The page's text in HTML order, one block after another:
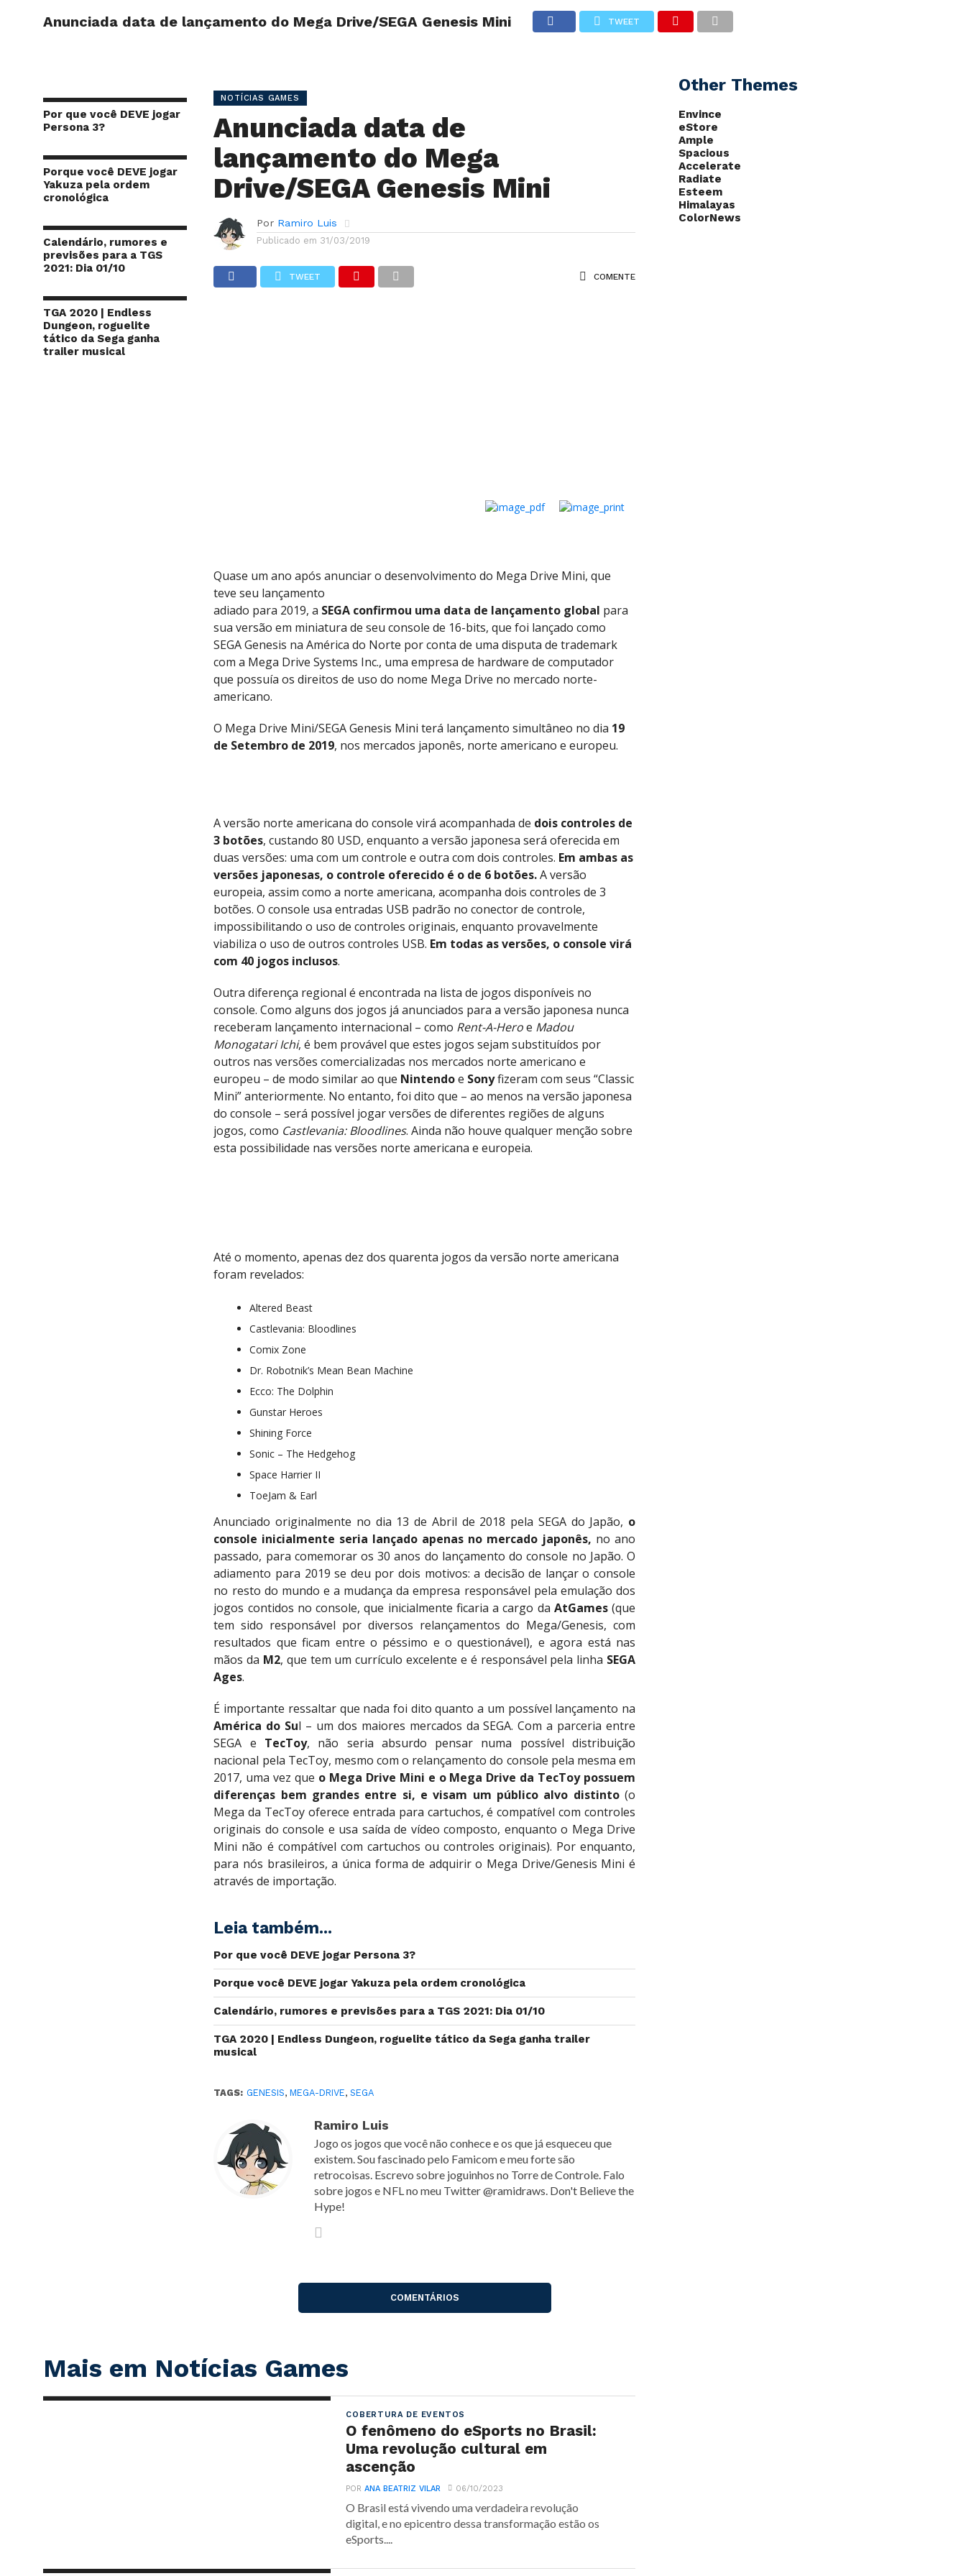
COBERTURA DE EVENTOS CRÍTICAS NOTÍCIAS
Anunciada data de lançamento do Mega Drive/SEGA Genesis Mini TWEET
Por que você DEVE jogar
Persona 3?
Porque você DEVE jogar
Yakuza pela ordem
cronológica
Calendário, rumores e
previsões para a TGS
2021: Dia 01/10
TGA 2020 | Endless
Dungeon, roguelite
tático da Sega ganha
trailer musical
NOTÍCIAS GAMES
Anunciada data de
lançamento do Mega
Drive/SEGA Genesis Mini
Por Ramiro Luis
Publicado em 31/03/2019
TWEET COMENTE
Quase um ano após anunciar o desenvolvimento do Mega Drive Mini, que
teve seu lançamento
adiado para 2019, a SEGA confirmou uma data de lançamento global para
sua versão em miniatura de seu console de 16-bits, que foi lançado como
SEGA Genesis na América do Norte por conta de uma disputa de trademark
com a Mega Drive Systems Inc., uma empresa de hardware de computador
que possuía os direitos de uso do nome Mega Drive no mercado norte-
americano.
O Mega Drive Mini/SEGA Genesis Mini terá lançamento simultâneo no dia 19
de Setembro de 2019, nos mercados japonês, norte americano e europeu.
A versão norte americana do console virá acompanhada de dois controles de
3 botões, custando 80 USD, enquanto a versão japonesa será oferecida em
duas versões: uma com um controle e outra com dois controles. Em ambas as
versões japonesas, o controle oferecido é o de 6 botões.A versão
europeia, assim como a norte americana, acompanha dois controles de 3
botões. O console usa entradas USB padrão no conector de controle,
impossibilitando o uso de controles originais, enquanto provavelmente
viabiliza o uso de outros controles USB. Em todas as versões, o console virá
com 40 jogos inclusos.
Outra diferença regional é encontrada na lista de jogos disponíveis no
console. Como alguns dos jogos já anunciados para a versão japonesa nunca
receberam lançamento internacional – como Rent-A-Heroe Madou
Monogatari Ichi, é bem provável que estes jogos sejam substituídos por
outros nas versões comercializadas nos mercados norte americano e
europeu – de modo similar ao que Nintendoe Sonyfizeram com seus “Classic
Mini” anteriormente. No entanto, foi dito que – ao menos na versão japonesa
do console – será possível jogar versões de diferentes regiões de alguns
jogos, como Castlevania: Bloodlines. Ainda não houve qualquer menção sobre
esta possibilidade nas versões norte americana e europeia.
Até o momento, apenas dez dos quarenta jogos da versão norte americana
foram revelados:
Altered Beast
Castlevania: Bloodlines
Comix Zone
Dr. Robotnik’s Mean Bean Machine
Ecco: The Dolphin
Gunstar Heroes
Shining Force
Sonic – The Hedgehog
Space Harrier II
ToeJam & Earl
Anunciado originalmente no dia 13 de Abril de 2018 pela SEGA do Japão, o
console inicialmente seria lançado apenas no mercado japonês, no ano
passado, para comemorar os 30 anos do lançamento do console no Japão. O
adiamento para 2019 se deu por dois motivos: a decisão de lançar o console
no resto do mundo e a mudança da empresa responsável pela emulação dos
jogos contidos no console, que inicialmente ficaria a cargo da AtGames(que
tem sido responsável por diversos relançamentos do Mega/Genesis, com
resultados que ficam entre o péssimo e o questionável), e agora está nas
mãos da M2, que tem um currículo excelente e é responsável pela linha SEGA
Ages.
É importante ressaltar que nada foi dito quanto a um possível lançamento na
América do Sul – um dos maiores mercados da SEGA. Com a parceria entre
SEGA e TecToy, não seria absurdo pensar numa possível distribuição
nacional pela TecToy, mesmo com o relançamento do console pela mesma em
2017, uma vez que o Mega Drive Mini e o Mega Drive da TecToy possuem
diferenças bem grandes entre si, e visam um público alvo distinto(o
Mega da TecToy oferece entrada para cartuchos, é compatível com controles
originais do console e usa saída de vídeo composto, enquanto o Mega Drive
Mini não é compátível com cartuchos ou controles originais). Por enquanto,
para nós brasileiros, a única forma de adquirir o Mega Drive/Genesis Mini é
através de importação.
Leia também...
Por que você DEVE jogar Persona 3?
Porque você DEVE jogar Yakuza pela ordem cronológica
Calendário, rumores e previsões para a TGS 2021: Dia 01/10
TGA 2020 | Endless Dungeon, roguelite tático da Sega ganha trailer
musical
TAGS: GENESIS,MEGA-DRIVE,SEGA
Ramiro Luis
Jogo os jogos que você não conhece e os que já esqueceu que
existem. Sou fascinado pelo Famicom e meu forte são
retrocoisas. Escrevo sobre joguinhos no Torre de Controle. Falo
sobre jogos e NFL no meu Twitter @ramidraws. Don't Believe the
Hype!
COMENTÁRIOS
Mais em Notícias Games
COBERTURA DE EVENTOS
O fenômeno do eSports no Brasil:
Uma revolução cultural em
ascenção
PORANA BEATRIZ VILAR 06/10/2023
O Brasil está vivendo uma verdadeira revolução
digital, e no epicentro dessa transformação estão os
eSports....
Other Themes
Envince
eStore
Ample
Spacious
Accelerate
Radiate
Esteem
Himalayas
ColorNews